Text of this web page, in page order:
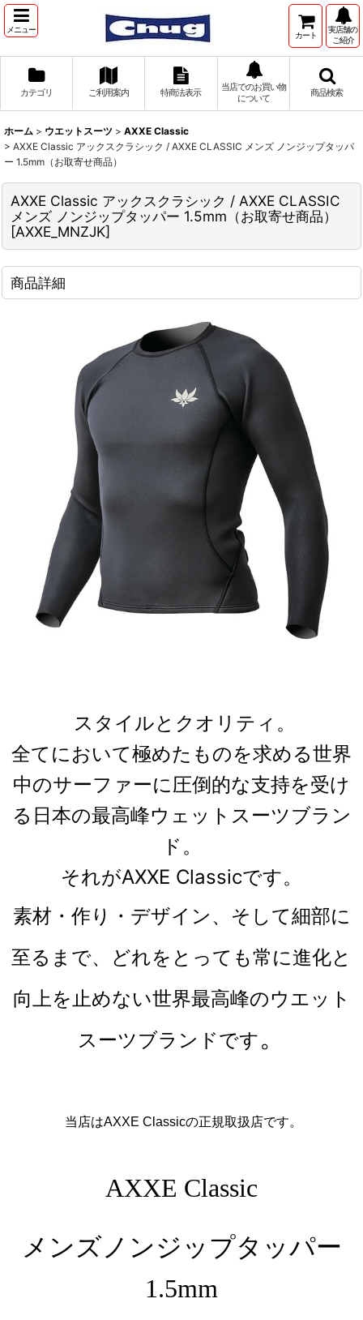
メニュー
カート
実店舗の
ご紹介
カテゴリ ご利用案内 特商法表示
当店でのお買い物
について
商品検索
ホーム > ウエットスーツ > AXXE Classic
> AXXE Classic アックスクラシック / AXXE CLASSIC メンズ ノンジップタッパ
ー 1.5mm（お取寄せ商品）
AXXE Classic アックスクラシック / AXXE CLASSIC
メンズ ノンジップタッパー 1.5mm（お取寄せ商品）
[AXXE_MNZJK]
商品詳細
スタイルとクオリティ。
全てにおいて極めたものを求める世界
中のサーファーに圧倒的な支持を受け
る日本の最高峰ウェットスーツブラン
ド。
それがAXXE Classicです。
素材・作り・デザイン、そして細部に
至るまで、どれをとっても常に進化と
向上を止めない世界最高峰のウエット
スーツブランドです。
当店はAXXE Classicの正規取扱店です。
AXXE Classic
メンズノンジップタッパー
1.5mm